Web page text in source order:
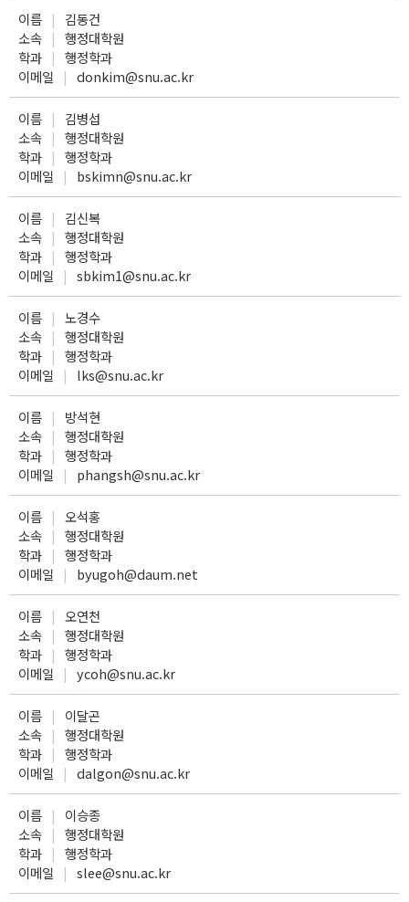
이름
김동건
소속
행정대학원
학과
행정학과
이메일
donkim@snu.ac.kr
이름
김병섭
소속
행정대학원
학과
행정학과
이메일
bskimn@snu.ac.kr
이름
김신복
소속
행정대학원
학과
행정학과
이메일
sbkim1@snu.ac.kr
이름
노경수
소속
행정대학원
학과
행정학과
이메일
lks@snu.ac.kr
이름
방석현
소속
행정대학원
학과
행정학과
이메일
phangsh@snu.ac.kr
이름
오석홍
소속
행정대학원
학과
행정학과
이메일
byugoh@daum.net
이름
오연천
소속
행정대학원
학과
행정학과
이메일
ycoh@snu.ac.kr
이름
이달곤
소속
행정대학원
학과
행정학과
이메일
dalgon@snu.ac.kr
이름
이승종
소속
행정대학원
학과
행정학과
이메일
slee@snu.ac.kr